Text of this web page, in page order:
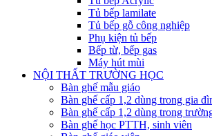
Tủ bếp lamilate
Tủ bếp gỗ công nghiệp
Phụ kiện tủ bếp
Bếp từ, bếp gas
Máy hút mùi
NỘI THẤT TRƯỜNG HỌC
Bàn ghế mẫu giáo
Bàn ghế cấp 1,2 dùng trong gia
Bàn ghế cấp 1,2 dùng trong
Bàn ghế học PTTH, sinh viên